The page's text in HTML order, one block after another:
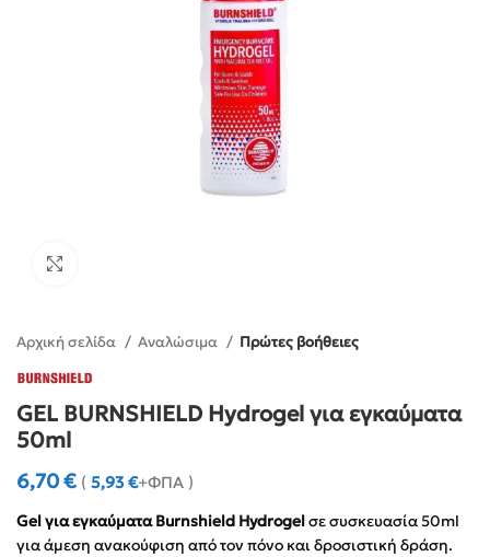
Αρχική σελίδα Αναλώσιμα Πρώτες βοήθειες
GEL BURNSHIELD Hydrogel για εγκαύματα
50ml
6,70€ ( 5,93€+ΦΠΑ )
Gel για εγκαύματα Burnshield Hydrogelσε συσκευασία 50ml
για άμεση ανακούφιση από τον πόνο και δροσιστική δράση.